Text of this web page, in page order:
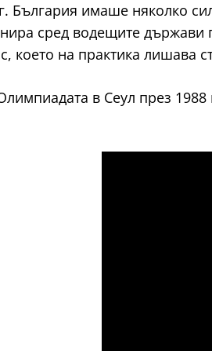
България имаше няколко
сред водещите държави
което на практика лишава
в Сеул през